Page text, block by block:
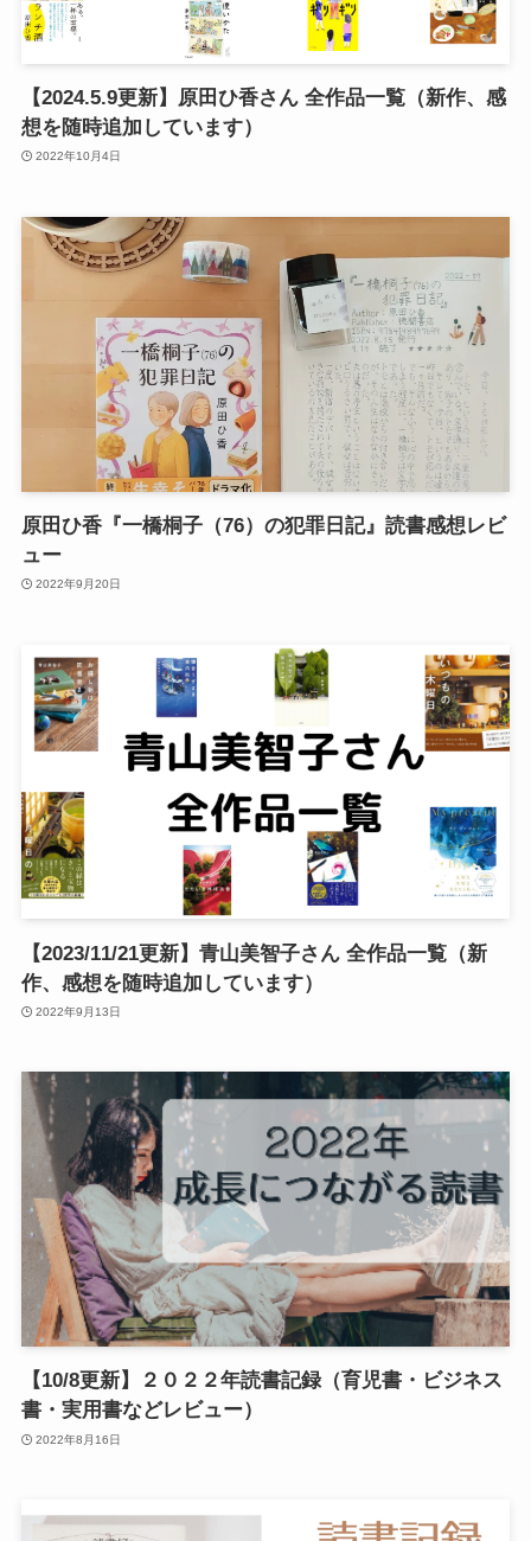
【2024.5.9更新】原田ひ香さん 全作品一覧（新作、感
想を随時追加しています）
2022年10月4日
原田ひ香『一橋桐子（76）の犯罪日記』読書感想レビ
ュー
2022年9月20日
【2023/11/21更新】青山美智子さん 全作品一覧（新
作、感想を随時追加しています）
2022年9月13日
【10/8更新】２０２２年読書記録（育児書・ビジネス
書・実用書などレビュー）
2022年8月16日